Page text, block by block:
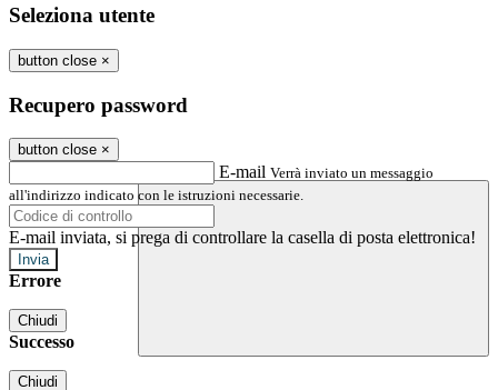
Seleziona utente
button close ×
Recupero password
button close ×
E-mail Verrà inviato un messaggio
all'indirizzo indicato con le istruzioni necessarie.
E-mail inviata, si prega di controllare la casella di posta elettronica!
Errore
Chiudi
Successo
Chiudi